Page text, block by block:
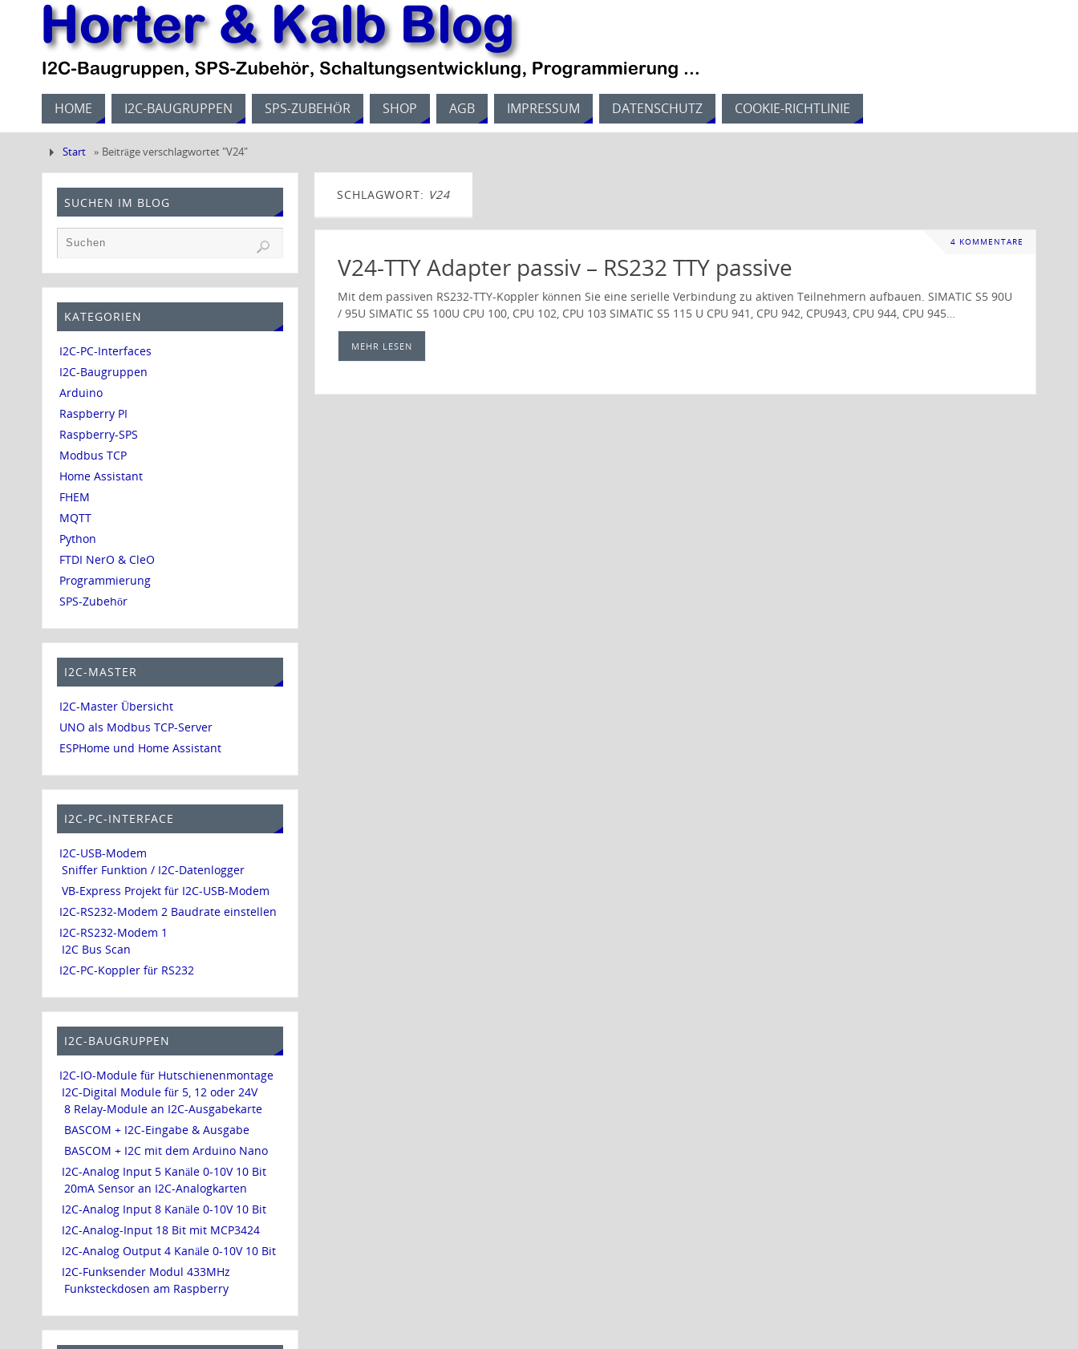
HOME I2C-BAUGRUPPEN SPS-ZUBEHÖR SHOP AGB IMPRESSUM DATENSCHUTZ COOKIE-RICHTLINIE
Start » Beiträge verschlagwortet "V24"
SCHLAGWORT: V24
4 KOMMENTARE
V24-TTY Adapter passiv – RS232 TTY passive
Mit dem passiven RS232-TTY-Koppler können Sie eine serielle Verbindung zu aktiven Teilnehmern aufbauen. SIMATIC S5 90U
/ 95U SIMATIC S5 100U CPU 100, CPU 102, CPU 103 SIMATIC S5 115 U CPU 941, CPU 942, CPU943, CPU 944, CPU 945…
MEHR LESEN
SUCHEN IM BLOG
KATEGORIEN
I2C-PC-Interfaces
I2C-Baugruppen
Arduino
Raspberry PI
Raspberry-SPS
Modbus TCP
Home Assistant
FHEM
MQTT
Python
FTDI NerO & CleO
Programmierung
SPS-Zubehör
I2C-MASTER
I2C-Master Übersicht
UNO als Modbus TCP-Server
ESPHome und Home Assistant
I2C-PC-INTERFACE
I2C-USB-Modem
Sniffer Funktion / I2C-Datenlogger
VB-Express Projekt für I2C-USB-Modem
I2C-RS232-Modem 2 Baudrate einstellen
I2C-RS232-Modem 1
I2C Bus Scan
I2C-PC-Koppler für RS232
I2C-BAUGRUPPEN
I2C-IO-Module für Hutschienenmontage
I2C-Digital Module für 5, 12 oder 24V
8 Relay-Module an I2C-Ausgabekarte
BASCOM + I2C-Eingabe & Ausgabe
BASCOM + I2C mit dem Arduino Nano
I2C-Analog Input 5 Kanäle 0-10V 10 Bit
20mA Sensor an I2C-Analogkarten
I2C-Analog Input 8 Kanäle 0-10V 10 Bit
I2C-Analog-Input 18 Bit mit MCP3424
I2C-Analog Output 4 Kanäle 0-10V 10 Bit
I2C-Funksender Modul 433MHz
Funksteckdosen am Raspberry